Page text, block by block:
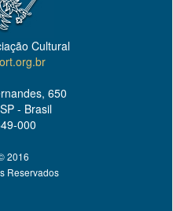
Cultural
650
- Brasil
000
2016
Reservados